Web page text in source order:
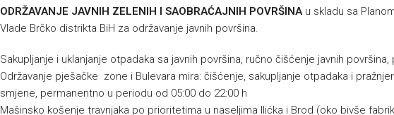
ODRŽAVANJE JAVNIH ZELENIH I SAOBRAĆAJNIH POVRŠINAu skladu sa
Vlade Brčko distrikta BiH za održavanje javnih površina.
Sakupljanje i uklanjanje otpadaka sa javnih površina, ručno čišćenje javnih
Održavanje pješačke zone i Bulevara mira: čišćenje, sakupljanje otpadaka i
smjene, permanentno u periodu od 05:00 do 22:00 h
Mašinsko košenje travnjaka po prioritetima u naseljima Ilićka i Brod (oko bivše